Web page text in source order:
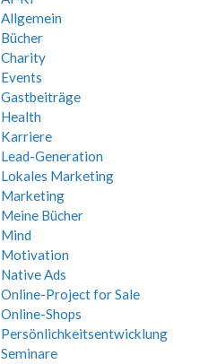
Allgemein
Bücher
Charity
Events
Gastbeiträge
Health
Karriere
Lead-Generation
Lokales Marketing
Marketing
Meine Bücher
Mind
Motivation
Native Ads
Online-Project for Sale
Online-Shops
Persönlichkeitsentwicklung
Seminare